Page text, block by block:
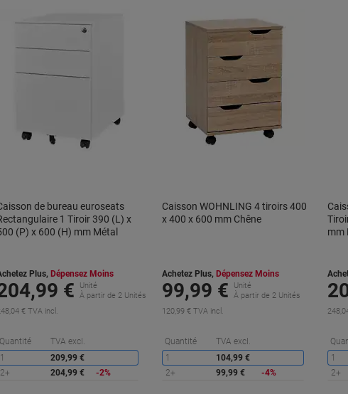
de bureau euroseats
1 Tiroir 390 (L) x
(P) x 600 (H) mm Métal
Plus, Dépensez Moins
€
Unité
À partir de 2 Unités
€ TVA incl.
Quantité TVA excl.
Économies
1
209,99 €
2+
204,99 € -2%
Caisson WOHNLING 4 tiroirs 400
x 400 x 600 mm Chêne
Achetez Plus, Dépensez Moins
99,99 €
Unité
À partir de 2 Unités
120,99 € TVA incl.
Quantité TVA excl.
1
104,99 €
2+
99,99 € -4%
mm
1
2+